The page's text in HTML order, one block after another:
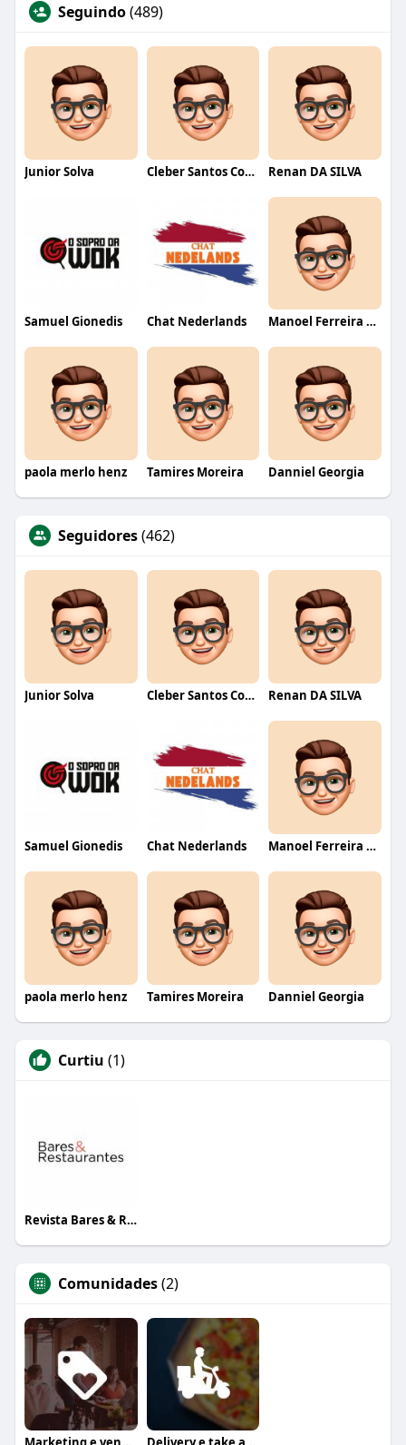
Seguindo(489)
Junior Solva Cleber Santos Costa Renan DA SILVA
Samuel Gionedis Chat Nederlands Manoel Ferreira dos Santos junior
paola merlo henz Tamires Moreira Danniel Georgia
Seguidores(462)
Junior Solva Cleber Santos Costa Renan DA SILVA
Samuel Gionedis Chat Nederlands Manoel Ferreira dos Santos junior
paola merlo henz Tamires Moreira Danniel Georgia
Curtiu (1)
Revista Bares & Restaurantes
Comunidades(2)